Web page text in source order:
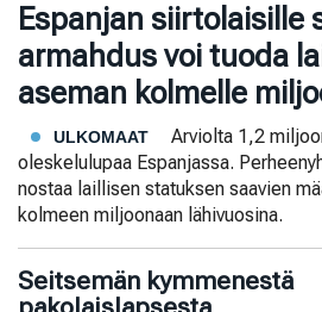
Espanjan siirtolaisille
armahdus voi tuoda
aseman kolmelle
ULKOMAAT
Arviolta 1,2
oleskelulupaa Espanjassa.
nostaa laillisen statuksen saavien
kolmeen miljoonaan lähivuosina.
Seitsemän kymmenestä